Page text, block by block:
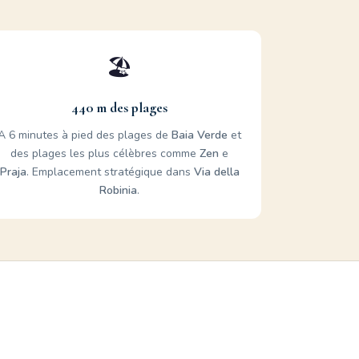
🏖️
440 m des plages
6 minutes à pied des plages deBaia Verde et
des plages les plus célèbres commeZen e
Praja. Emplacement stratégique dans Via della
Robinia.